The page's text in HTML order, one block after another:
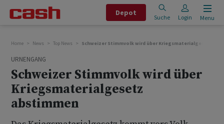
Depot
Suche Login Menu
Home News Top News Schweizer Stimmvolk wird über Kriegsmaterialgesetz
URNENGANG
Schweizer Stimmvolk wird über
Kriegsmaterialgesetz
abstimmen